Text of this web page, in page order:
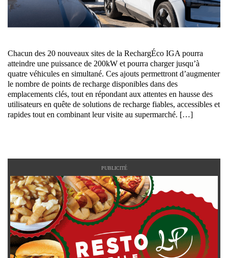
Chacun des 20 nouveaux sites de la RechargÉco IGA pourra
atteindre une puissance de 200kW et pourra charger jusqu’à
quatre véhicules en simultané. Ces ajouts permettront d’augmenter
le nombre de points de recharge disponibles dans des
emplacements clés, tout en répondant aux attentes en hausse des
utilisateurs en quête de solutions de recharge fiables, accessibles et
rapides tout en combinant leur visite au supermarché. […]
PUBLICITÉ